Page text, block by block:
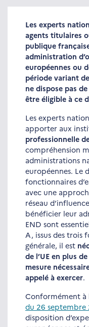
Les experts
agents titulaires
publique
administration
européennes ou
période variant
ne dispose pas
être éligible à ce
Les experts
apporter aux
professionnelle
compréhension
administrations
européennes. Le
fonctionnaires
avec une
réseau
bénéficier leur
END sont
A, issus des trois
générale, il est
de l’UE en plus
mesure
appelé à exercer.
Conformément à
du 26 septembre
disposition